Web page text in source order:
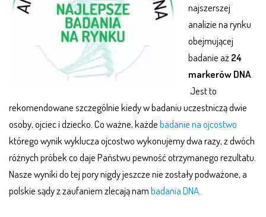
najszerszej
analizie na rynku
obejmującej
badanie aż24
markerów DNA
Jest to
rekomendowane szczególnie kiedy w badaniu uczestniczą dwie
osoby, ojciec i dziecko. Co ważne, każdebadanie na ojcostwo
którego wynik wyklucza ojcostwo wykonujemy dwa razy, z dwóch
różnych próbek co daje Państwu pewność otrzymanego rezultatu.
Nasze wyniki do tej pory nigdy jeszcze nie zostały podważone, a
polskie sądy z zaufaniem zlecają nambadania DNA